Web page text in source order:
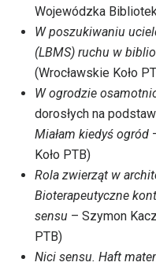
Wojewódzka
W poszukiwaniu
(LBMS) ruchu w
(Wrocławskie Koło
W ogrodzie
dorosłych na
Miałam kiedyś ogród
Koło PTB)
Rola zwierząt w
Bioterapeutyczne
sensu – Szymon
PTB)
Nici sensu. Haft